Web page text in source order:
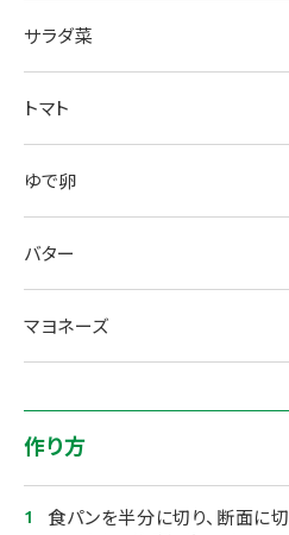
サラダ菜
トマト
ゆで卵
バター
マヨネーズ
作り方
食パンを半分に切り、断面に